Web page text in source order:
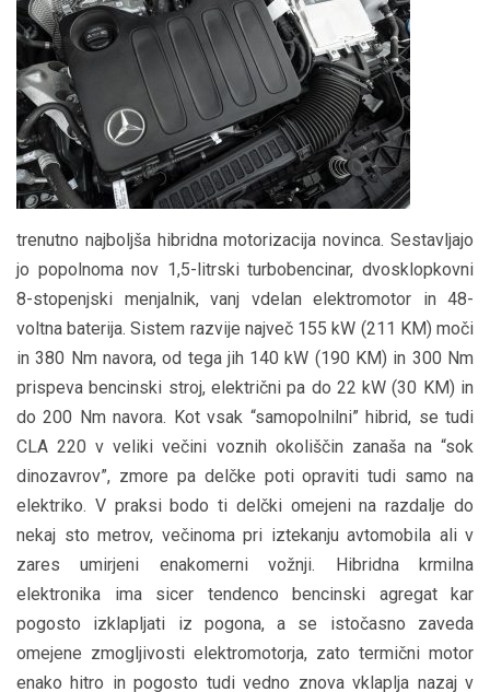
trenutno najboljša hibridna motorizacija novinca. Sestavljajo
jo popolnoma nov 1,5-litrski turbobencinar, dvosklopkovni
8-stopenjski menjalnik, vanj vdelan elektromotor in 48-
voltna baterija. Sistem razvije največ 155 kW (211 KM) moči
in 380 Nm navora, od tega jih 140 kW (190 KM) in 300 Nm
prispeva bencinski stroj, električni pa do 22 kW (30 KM) in
do 200 Nm navora. Kot vsak “samopolnilni” hibrid, se tudi
CLA 220 v veliki večini voznih okoliščin zanaša na “sok
dinozavrov”, zmore pa delčke poti opraviti tudi samo na
elektriko. V praksi bodo ti delčki omejeni na razdalje do
nekaj sto metrov, večinoma pri iztekanju avtomobila ali v
zares umirjeni enakomerni vožnji. Hibridna krmilna
elektronika ima sicer tendenco bencinski agregat kar
pogosto izklapljati iz pogona, a se istočasno zaveda
omejene zmogljivosti elektromotorja, zato termični motor
enako hitro in pogosto tudi vedno znova vklaplja nazaj v